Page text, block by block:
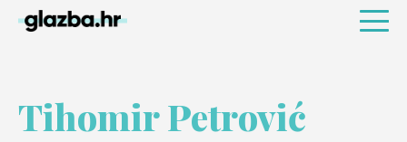
Tihomir Petrović